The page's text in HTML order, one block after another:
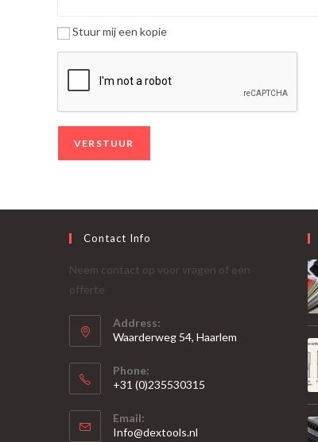
Stuur mij een kopie
Contact Info
Neem contact op voor vragen of een
offerte
Address:
Waarderweg 54, Haarlem
Phone:
+31 (0)235530315
in
Email:
Info@dextools.nl